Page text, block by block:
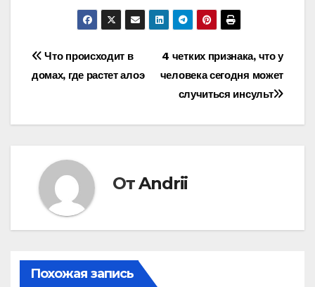
Навигация
по
записям
4 четких признака, что у
человека сегодня может
случиться инсульт
Что происходит в
домах, где растет алоэ
ОтAndrii
Похожая запись